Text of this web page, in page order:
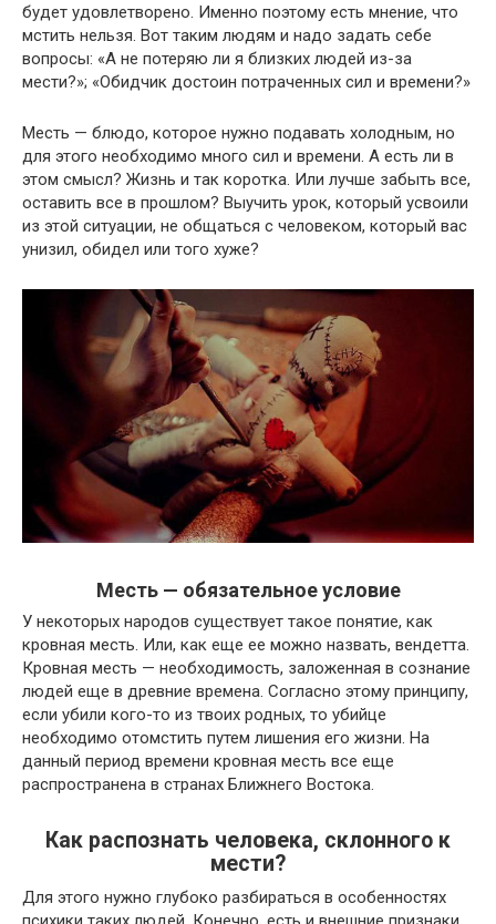
будет удовлетворено. Именно поэтому есть мнение, что
мстить нельзя. Вот таким людям и надо задать себе
вопросы: «А не потеряю ли я близких людей из-за
мести?»; «Обидчик достоин потраченных сил и времени?»
Месть — блюдо, которое нужно подавать холодным, но
для этого необходимо много сил и времени. А есть ли в
этом смысл? Жизнь и так коротка. Или лучше забыть все,
оставить все в прошлом? Выучить урок, который усвоили
из этой ситуации, не общаться с человеком, который вас
унизил, обидел или того хуже?
Месть — обязательное условие
У некоторых народов существует такое понятие, как
кровная месть. Или, как еще ее можно назвать, вендетта.
Кровная месть — необходимость, заложенная в сознание
людей еще в древние времена. Согласно этому принципу,
если убили кого-то из твоих родных, то убийце
необходимо отомстить путем лишения его жизни. На
данный период времени кровная месть все еще
распространена в странах Ближнего Востока.
Как распознать человека, склонного к
мести?
Для этого нужно глубоко разбираться в особенностях